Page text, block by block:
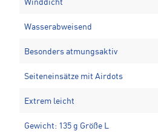
Winddicht
Wasserabweisend
Besonders atmungsaktiv
Seiteneinsätze mit Airdots
Extrem leicht
Gewicht: 135 g Größe L